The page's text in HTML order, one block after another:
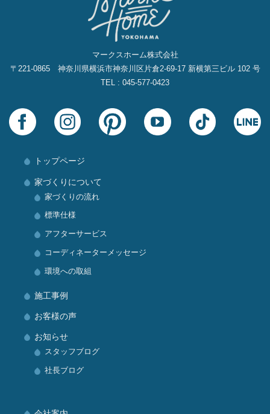
マークスホーム株式会社
〒221-0865 神奈川県横浜市神奈川区片倉2‐69‐17 新横第三ビル 102 号
TEL : 045-577-0423
トップページ
家づくりについて
家づくりの流れ
標準仕様
アフターサービス
コーディネーターメッセージ
環境への取組
施工事例
お客様の声
お知らせ
スタッフブログ
社長ブログ